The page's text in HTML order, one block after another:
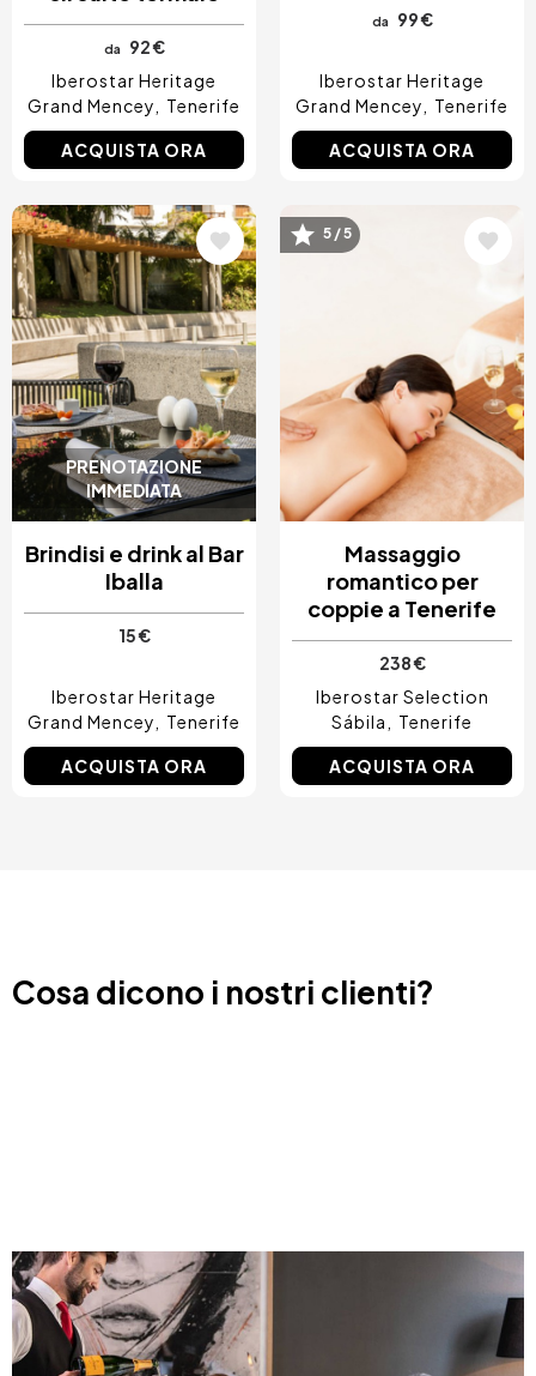
da
92 €
Iberostar Heritage
Grand Mencey
Tenerife
ACQUISTA ORA
da 99 €
Iberostar Heritage
Grand Mencey
Tenerife
ACQUISTA ORA
PRENOTAZIONE
IMMEDIATA
Immagine
Brindisi e drink al Bar
Iballa
15 €
Iberostar Heritage
Grand Mencey
Tenerife
ACQUISTA ORA
Immagine
5 / 5
Massaggio
romantico per
coppie a Tenerife
238 €
Iberostar Selection
Sábila
Tenerife
ACQUISTA ORA
Cosa dicono i nostri clienti?